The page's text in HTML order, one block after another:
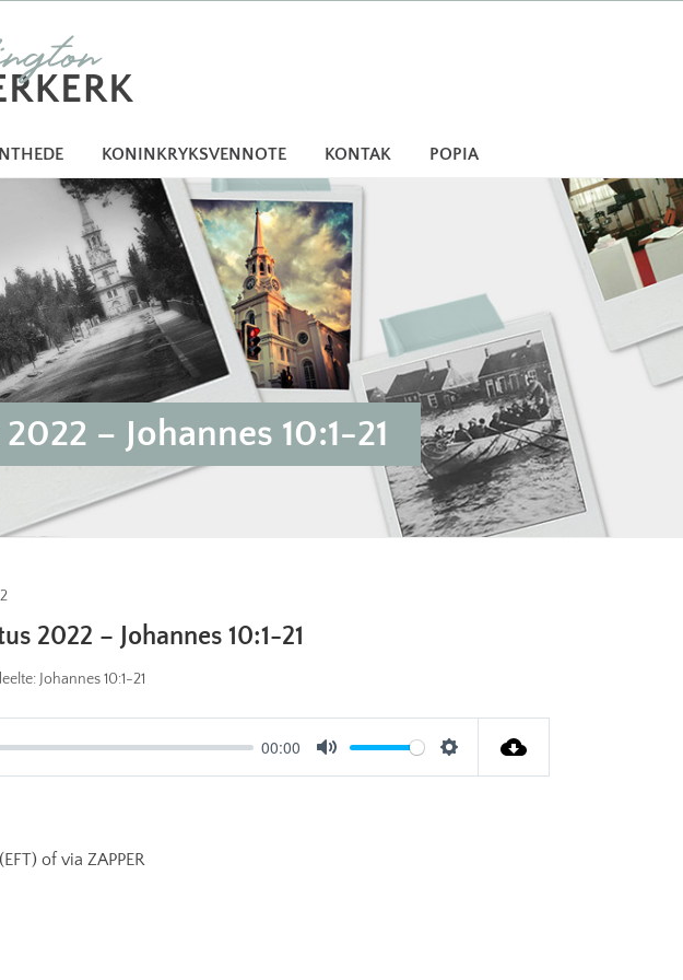
KONINKRYKSVENNOTE KONTAK POPIA
– Johannes 10:1-21
2022 – Johannes 10:1-21
Johannes 10:1-21
00:00
Mute Settings
of via ZAPPER